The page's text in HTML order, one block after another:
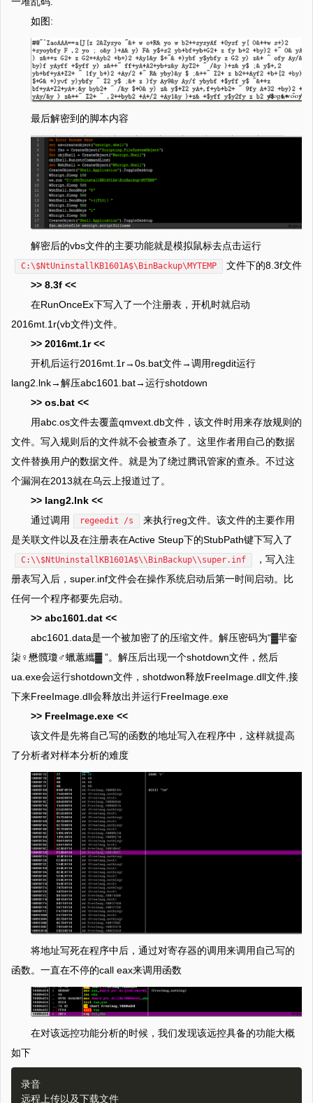
如图:
最后解密到的脚本内容
解密后的vbs文件的主要功能就是模拟鼠标去点击运行
C:\$NtUninstallKB1601A$\BinBackup\MYTEMP
文件下的8.3f文件
>> 8.3f <<
在RunOnceEx下写入了一个注册表，开机时就启动
2016mt.1r(vb文件)文件。
>> 2016mt.1r <<
开机后运行2016mt.1r→0s.bat文件→调用regdit运行
lang2.lnk→解压abc1601.bat→运行shotdown
>> os.bat <<
用abc.os文件去覆盖qmvext.db文件，该文件时用来存放规则的
文件。写入规则后的文件就不会被查杀了。这里作者用自己的数据
文件替换用户的数据文件。就是为了绕过腾讯管家的查杀。不过这
个漏洞在2013就在乌云上报道过了。
>> lang2.lnk <<
通过调用
regeedit /s
来执行reg文件。该文件的主要作用
是关联文件以及在注册表在Active Steup下的StubPath键下写入了
C:\\$NtUninstallKB1601A$\\BinBackup\\super.inf
，写入注
册表写入后，super.inf文件会在操作系统启动后第一时间启动。比
任何一个程序都要先启动。
>> abc1601.dat <<
abc1601.data是一个被加密了的压缩文件。解压密码为“▓羋奤
柒♀懋髖瓊♂蠟蕙纗▓ ”。解压后出现一个shotdown文件，然后
ua.exe会运行shotdown文件，shotdwon释放FreeImage.dll文件,接
下来FreeImage.dll会释放出并运行FreeImage.exe
>> FreeImage.exe <<
该文件是先将自己写的函数的地址写入在程序中，这样就提高
了分析者对样本分析的难度
将地址写死在程序中后，通过对寄存器的调用来调用自己写的
函数。一直在不停的call eax来调用函数
在对该远控功能分析的时候，我们发现该远控具备的功能大概
如下
录音
远程上传以及下载文件